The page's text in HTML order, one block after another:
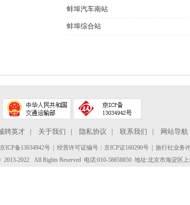
蚌埠汽车南站
蚌埠综合站
聘英才 关于我们 隐私协议 联系我们 网站导航
京ICP备13034942号 | 经营许可证编号：京ICP证160290号 | 旅行社业务
2022 All Rights Reserved 电话:010-58858850 地址:北京市海淀区